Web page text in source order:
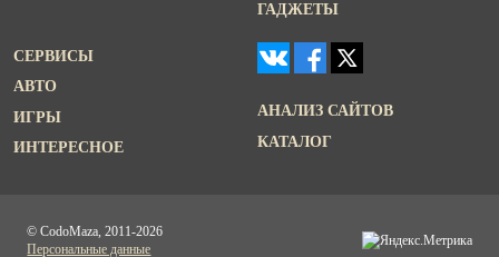
ГАДЖЕТЫ
СЕРВИСЫ
АВТО
ИГРЫ
ИНТЕРЕСНОЕ
АНАЛИЗ САЙТОВ
КАТАЛОГ
© CodoMaza, 2011-2026
Персональные данные